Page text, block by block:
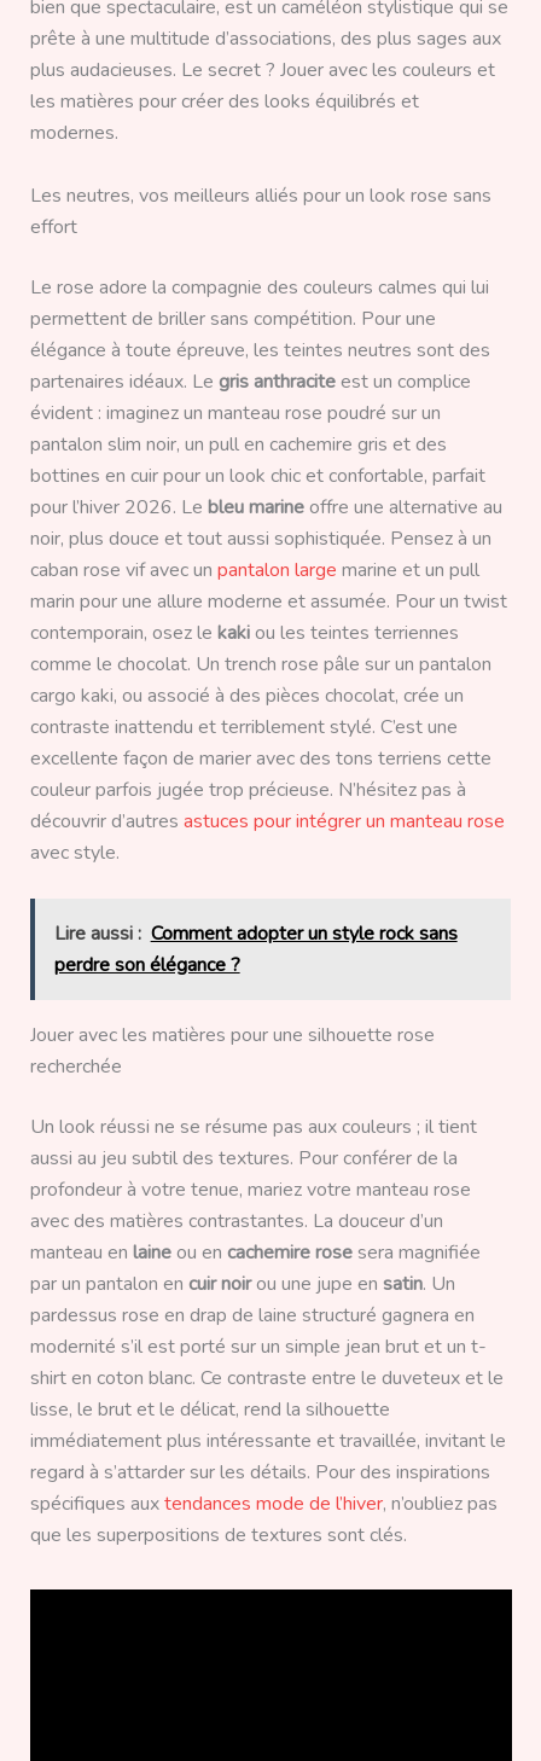
bien que spectaculaire, est un caméléon stylistique qui se
prête à une multitude d’associations, des plus sages aux
plus audacieuses. Le secret ? Jouer avec les couleurs et
les matières pour créer des looks équilibrés et
modernes.
Les neutres, vos meilleurs alliés pour un look rose sans
effort
Le rose adore la compagnie des couleurs calmes qui lui
permettent de briller sans compétition. Pour une
élégance à toute épreuve, les teintes neutres sont des
partenaires idéaux. Le gris anthraciteest un complice
évident : imaginez un manteau rose poudré sur un
pantalon slim noir, un pull en cachemire gris et des
bottines en cuir pour un look chic et confortable, parfait
pour l’hiver 2026. Le bleu marineoffre une alternative au
noir, plus douce et tout aussi sophistiquée. Pensez à un
caban rose vif avec un pantalon large marine et un pull
marin pour une allure moderne et assumée. Pour un twist
contemporain, osez le kakiou les teintes terriennes
comme le chocolat. Un trench rose pâle sur un pantalon
cargo kaki, ou associé à des pièces chocolat, crée un
contraste inattendu et terriblement stylé. C’est une
excellente façon de marier avec des tons terriens cette
couleur parfois jugée trop précieuse. N’hésitez pas à
découvrir d’autres astuces pour intégrer un manteau rose
avec style.
Lire aussi : Comment adopter un style rock sans
perdre son élégance ?
Jouer avec les matières pour une silhouette rose
recherchée
Un look réussi ne se résume pas aux couleurs ; il tient
aussi au jeu subtil des textures. Pour conférer de la
profondeur à votre tenue, mariez votre manteau rose
avec des matières contrastantes. La douceur d’un
manteau en laineou en cachemire rosesera magnifiée
par un pantalon en cuir noirou une jupe en satin. Un
pardessus rose en drap de laine structuré gagnera en
modernité s’il est porté sur un simple jean brut et un t-
shirt en coton blanc. Ce contraste entre le duveteux et le
lisse, le brut et le délicat, rend la silhouette
immédiatement plus intéressante et travaillée, invitant le
regard à s’attarder sur les détails. Pour des inspirations
spécifiques auxtendances mode de l’hiver, n’oubliez pas
que les superpositions de textures sont clés.